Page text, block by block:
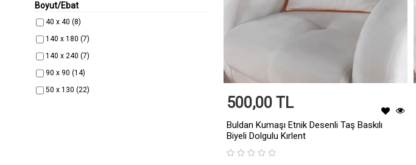
Hardal(13)
Lacivert(2)
Lila(2)
Turkuaz(5)
Antrasit(12)
Pudra (2)
Boyut/Ebat
40 x 40 (8)
140 x 180 (7)
140 x 240 (7)
90 x 90 (14)
50 x 130 (22)
500,00 TL
Buldan Kumaşı Etnik Desenli Taş Baskılı
Biyeli Dolgulu Kırlent